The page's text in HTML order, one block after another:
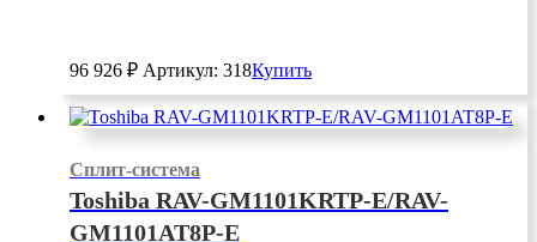
96 926 ₽ Артикул: 318Купить
Сплит-система
Toshiba RAV-GM1101KRTP-E/RAV-
GM1101AT8P-E